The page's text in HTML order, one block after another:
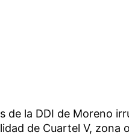
de la DDI de Moreno
de Cuartel V, zona